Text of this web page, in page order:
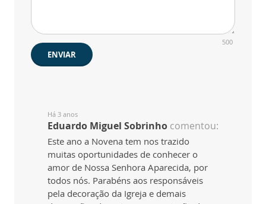
500
ENVIAR
Há 3 anos
Eduardo Miguel Sobrinho comentou:
Este ano a Novena tem nos trazido
muitas oportunidades de conhecer o
amor de Nossa Senhora Aparecida, por
todos nós. Parabéns aos responsáveis
pela decoração da Igreja e demais